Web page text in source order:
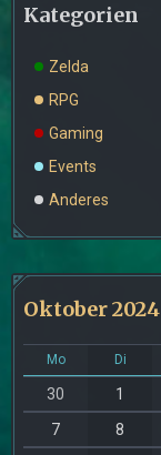
Kategorien
Zelda
RPG
Gaming
Events
Anderes
Oktober 2024
Mo Di
30 1
7
8